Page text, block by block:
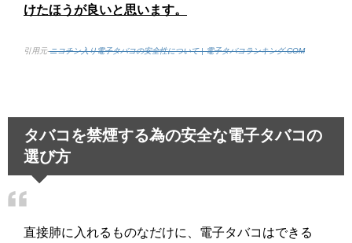
けたほうが良いと思います。
引用元-ニコチン入り電子タバコの安全性について | 電子タバコランキング.COM
タバコを禁煙する為の安全な電子タバコの
選び方
直接肺に入れるものなだけに、電子タバコはできる